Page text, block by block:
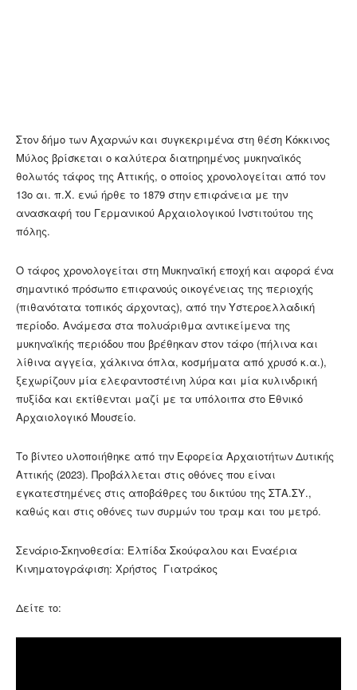
Στον δήμο των Αχαρνών και συγκεκριμένα στη θέση Κόκκινος
Μύλος βρίσκεται ο καλύτερα διατηρημένος μυκηναϊκός
θολωτός τάφος της Αττικής, ο οποίος χρονολογείται από τον
13ο αι. π.Χ. ενώ ήρθε το 1879 στην επιφάνεια με την
ανασκαφή του Γερμανικού Αρχαιολογικού Ινστιτούτου της
πόλης.
Ο τάφος χρονολογείται στη Μυκηναϊκή εποχή και αφορά ένα
σημαντικό πρόσωπο επιφανούς οικογένειας της περιοχής
(πιθανότατα τοπικός άρχοντας), από την Υστεροελλαδική
περίοδο. Ανάμεσα στα πολυάριθμα αντικείμενα της
μυκηναϊκής περιόδου που βρέθηκαν στον τάφο (πήλινα και
λίθινα αγγεία, χάλκινα όπλα, κοσμήματα από χρυσό κ.α.),
ξεχωρίζουν μία ελεφαντοστέινη λύρα και μία κυλινδρική
πυξίδα και εκτίθενται μαζί με τα υπόλοιπα στο Εθνικό
Αρχαιολογικό Μουσείο.
Το βίντεο υλοποιήθηκε από την Εφορεία Αρχαιοτήτων Δυτικής
Αττικής (2023). Προβάλλεται στις οθόνες που είναι
εγκατεστημένες στις αποβάθρες του δικτύου της ΣΤΑ.ΣΥ.,
καθώς και στις οθόνες των συρμών του τραμ και του μετρό.
Σενάριο-Σκηνοθεσία: Ελπίδα Σκούφαλου​ και Εναέρια
Κινηματογράφιση: Χρήστος Γιατράκος
Δείτε το: